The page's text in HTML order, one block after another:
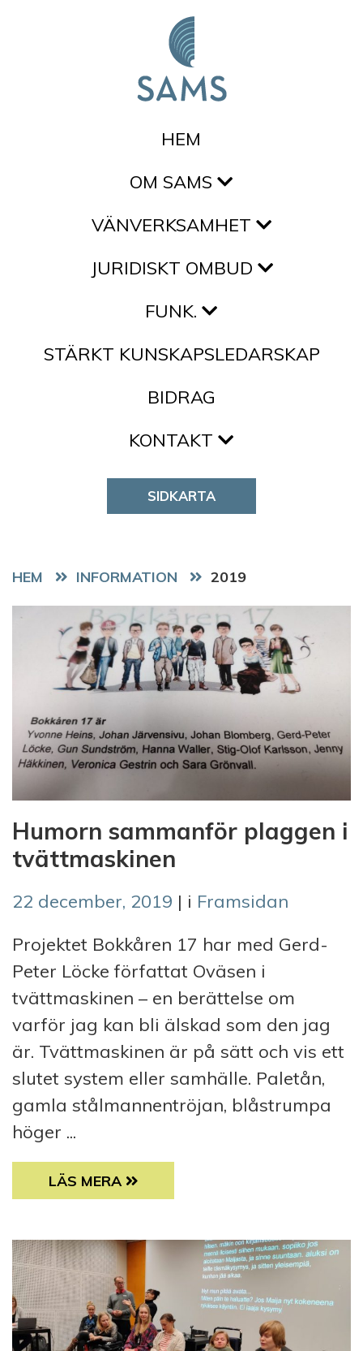
HEM
OM SAMS
VÄNVERKSAMHET
JURIDISKT OMBUD
FUNK.
STÄRKT KUNSKAPSLEDARSKAP
BIDRAG
KONTAKT
SIDKARTA
HEM 2019
Humorn sammanför plaggen i
tvättmaskinen
22 december, 2019 | i Framsidan
Projektet Bokkåren 17 har med Gerd-
Peter Löcke författat Oväsen i
tvättmaskinen – en berättelse om
varför jag kan bli älskad som den jag
är. Tvättmaskinen är på sätt och vis ett
slutet system eller samhälle. Paletån,
gamla stålmannentröjan, blåstrumpa
höger ...
HUMORN SAMMANFÖR PLAGGEN I
LÄS MERA